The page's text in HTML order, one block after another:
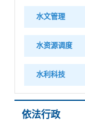
水文管理
水资源调度
水利科技
依法行政